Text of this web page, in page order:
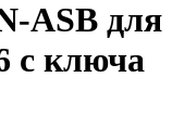
ASB для
с ключа